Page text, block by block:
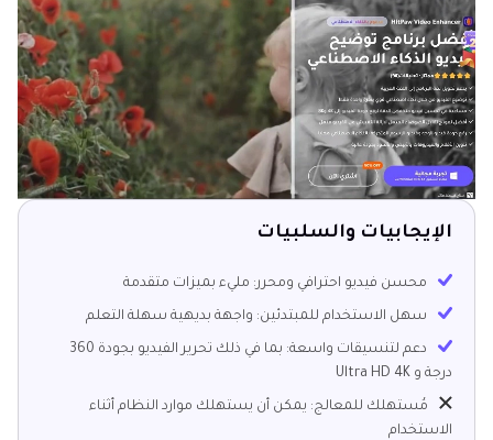
الإيجابيات والسلبيات
محسن فيديو احترافي ومحرر: مليء بميزات متقدمة
سهل الاستخدام للمبتدئين: واجهة بديهية سهلة التعلم
دعم لتنسيقات واسعة: بما في ذلك تحرير الفيديو بجودة 360
درجة و Ultra HD 4K
مُستهلك للمعالج: يمكن أن يستهلك موارد النظام أثناء
الاستخدام